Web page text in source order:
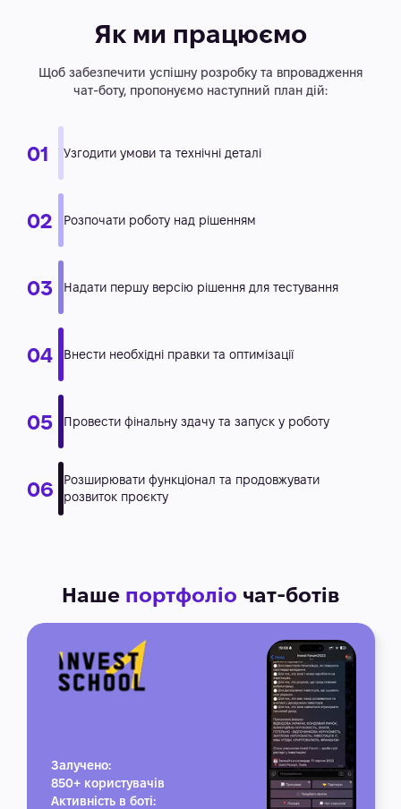
Як ми працюємо
Щоб забезпечити успішну розробку та впровадження
чат-боту, пропонуємо наступний план дій:
Наше портфоліо чат-ботів
Залучено:
850+ користувачів
Активність в боті: